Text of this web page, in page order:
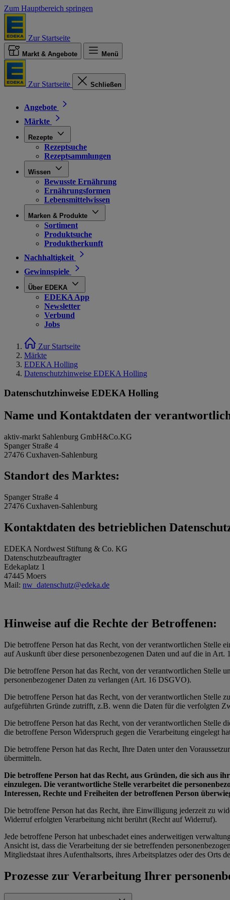
Zum Hauptbereich springen
Zur Startseite
Markt & Angebote Menü
Zur Startseite Schließen
Angebote
Märkte
Rezepte
Rezeptsuche
Rezeptsammlungen
Wissen
Bewusste Ernährung
Ernährungsformen
Lebensmittelwissen
Marken & Produkte
Sortiment
Produktsuche
Produktherkunft
Nachhaltigkeit
Gewinnspiele
Über EDEKA
EDEKA App
Newsletter
Verbund
Jobs
Zur Startseite
Märkte
EDEKA Holling
Datenschutzhinweise EDEKA Holling
Datenschutzhinweise EDEKA Holling
Name und Kontaktdaten der
aktiv-markt Sahlenburg GmbH&Co.KG
Spanger Straße 4
27476 Cuxhaven-Sahlenburg
Standort des Marktes:
Spanger Straße 4
27476 Cuxhaven-Sahlenburg
Kontaktdaten des betrieblichen
EDEKA Nordwest Stiftung & Co. KG
Datenschutzbeauftragter
Edekaplatz 1
47445 Moers
Mail: nw_datenschutz@edeka.de
Hinweise auf die Rechte der Betroffenen:
Die betroffene Person hat das Recht, von der verantwortlichen Stelle
auf Auskunft über diese personenbezogenen Daten und auf die in
Die betroffene Person hat das Recht, von der verantwortlichen Stelle
personenbezogener Daten zu verlangen (Art. 16 DSGVO).
Die betroffene Person hat das Recht, von der verantwortlichen Stelle
aufgeführten Gründe zutrifft, z.B. wenn die Daten für die verfolgten
Die betroffene Person hat das Recht, von der verantwortlichen Stelle
die betroffene Person Widerspruch gegen die Verarbeitung eingelegt
Die betroffene Person hat das Recht, Ihre Daten unter den
übermitteln.
Die betroffene Person hat das Recht, aus Gründen, die sich aus
einzulegen. Die verantwortliche Stelle verarbeitet die
Interessen, Rechte und Freiheiten der betroffenen Person
Die betroffene Person hat das Recht, ihre Einwilligung jederzeit zu
Widerruf erfolgten Verarbeitung nicht berührt (Recht auf Widerruf).
Jede betroffene Person hat unbeschadet eines anderweitigen
Ansicht ist, dass die Verarbeitung der sie betreffenden
Mitgliedstaat ihres Aufenthaltsorts, ihres Arbeitsplatzes oder des Orts
Prozesse zur Verarbeitung Ihrer